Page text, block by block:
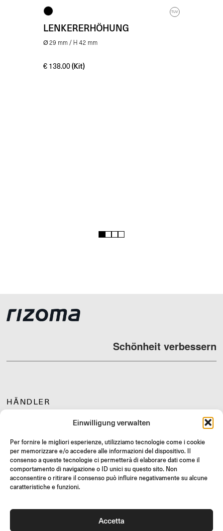
Einwilligung verwalten
Per fornire le migliori esperienze, utilizziamo tecnologie come i cookie
per memorizzare e/o accedere alle informazioni del dispositivo. Il
consenso a queste tecnologie ci permetterà di elaborare dati come il
comportamento di navigazione o ID unici su questo sito. Non
acconsentire o ritirare il consenso può influire negativamente su alcune
caratteristiche e funzioni.
Accetta
TUV
LENKERERHÖHUNG
Ø 29 mm / H 42 mm
€ 138.00 (Kit)
1 2 3 4
Schönheit verbessern
HÄNDLER
MONTAGEANLEITUNG
GIFT CARD
LIMITIERTE ANGEBOTE
JOIN US
exklusiven Inhalten und Sonderangeboten!